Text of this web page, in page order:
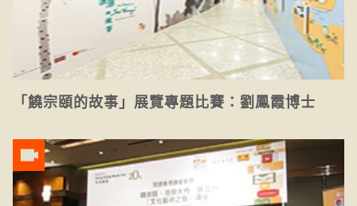
「饒宗頤的故事」展覽專題比賽：劉鳳霞博士